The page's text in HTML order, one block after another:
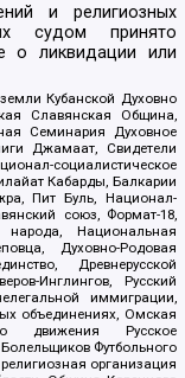
и религиозных
судом принято
о ликвидации или
Кубанской Духовно
Славянская Община,
Семинария Духовное
Джамаат, Свидетели
социалистическое
Кабарды, Балкарии
Пит Буль, Национал-
союз, Формат-18,
Национальная
Духовно-Родовая
Древнерусской
Инглингов, Русский
иммиграции,
объединениях, Омская
движения Русское
Футбольного
организация